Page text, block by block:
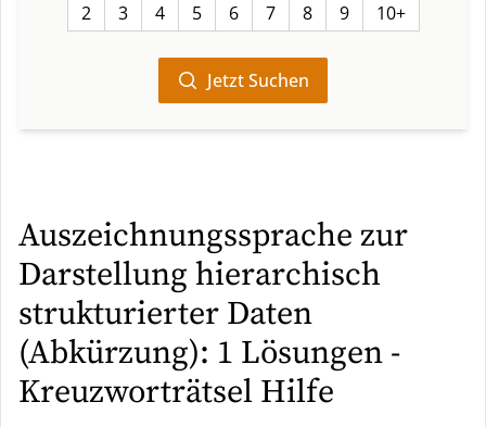
2 3 4 5 6 7 8 9 10+
Jetzt Suchen
Auszeichnungssprache zur
Darstellung hierarchisch
strukturierter Daten
(Abkürzung): 1 Lösungen -
Kreuzworträtsel Hilfe